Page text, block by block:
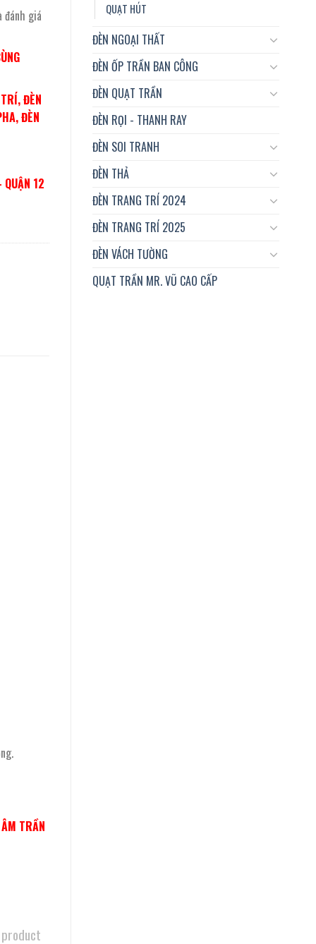
QUẠT HÚT
ĐÈN NGOẠI THẤT
ĐÈN ỐP TRẦN BAN CÔNG
ĐÈN QUẠT TRẦN
ĐÈN RỌI - THANH RAY
ĐÈN SOI TRANH
ĐÈN THẢ
ĐÈN TRANG TRÍ 2024
ĐÈN TRANG TRÍ 2025
ĐÈN VÁCH TƯỜNG
QUẠT TRẦN MR. VŨ CAO CẤP
đánh giá
ĐÈN
ĐÈN
12
TRẦN